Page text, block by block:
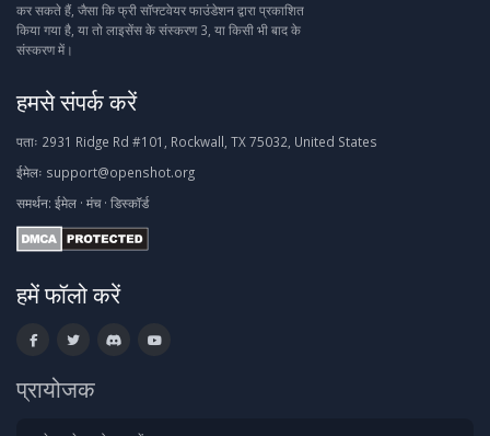
कर सकते हैं, जैसा कि फ्री सॉफ्टवेयर फाउंडेशन द्वारा प्रकाशित
किया गया है, या तो लाइसेंस के संस्करण 3, या किसी भी बाद के
संस्करण में।
हमसे संपर्क करें
पताः 2931 Ridge Rd #101, Rockwall, TX 75032, United States
ईमेलः support@openshot.org
समर्थन: ईमेल · मंच· डिस्कॉर्ड
हमें फॉलो करें
प्रायोजक